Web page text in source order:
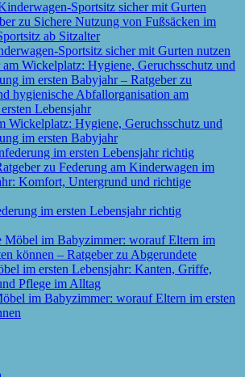
Sportsitz sicher mit Gurten nutzen
Wickelplatz: Hygiene, Geruchsschutz und
im ersten Babyjahr
im ersten Lebensjahr richtig
im Babyzimmer: worauf Eltern im ersten